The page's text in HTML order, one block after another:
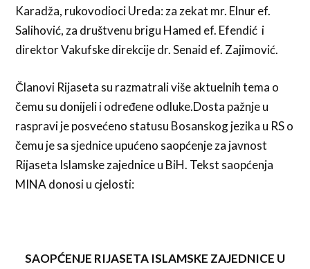
Karadža, rukovodioci Ureda: za zekat mr. Elnur ef.
Salihović, za društvenu brigu Hamed ef. Efendić i
direktor Vakufske direkcije dr. Senaid ef. Zajimović.
Članovi Rijaseta su razmatrali više aktuelnih tema o
čemu su donijeli i određene odluke.Dosta pažnje u
raspravi je posvećeno statusu Bosanskog jezika u RS o
čemu je sa sjednice upućeno saopćenje za javnost
Rijaseta Islamske zajednice u BiH. Tekst saopćenja
MINA donosi u cjelosti:
SAOPĆENJE RIJASETA ISLAMSKE ZAJEDNICE U